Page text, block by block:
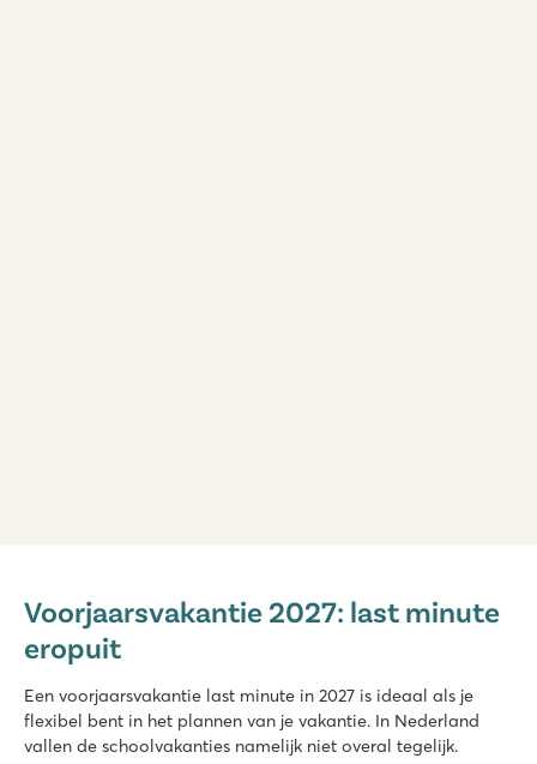
Nederland - - Noord Brabant - Kaatsheuvel
★ ★ ★
Verwarmd binnenzwembad, gave buitenglijbanen én
Prachtige ligging bij de Loonse en Drunense duinen
Op slechts 8 autominuten van pretpark de Efteling
Voorjaarsvakantie 2027: last minute
eropuit
Een voorjaarsvakantie last minute in 2027 is ideaal als je
flexibel bent in het plannen van je vakantie. In Nederland
vallen de schoolvakanties namelijk niet overal tegelijk.